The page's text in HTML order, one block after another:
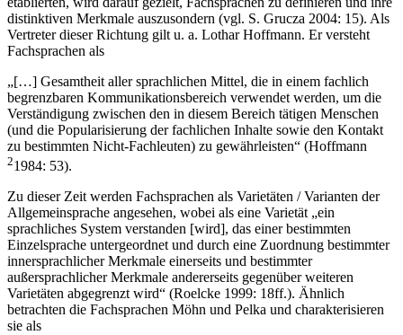
etablierten, wird darauf gezielt, Fachsprachen zu definieren und ihre
distinktiven Merkmale auszusondern (vgl. S. Grucza 2004: 15). Als
Vertreter dieser Richtung gilt u. a. Lothar Hoffmann. Er versteht
„[…] Gesamtheit aller sprachlichen Mittel, die in einem fachlich
begrenzbaren Kommunikationsbereich verwendet werden, um die
Verständigung zwischen den in diesem Bereich tätigen Menschen
(und die Popularisierung der fachlichen Inhalte sowie den Kontakt
zu bestimmten Nicht-Fachleuten) zu gewährleisten“ (Hoffmann
Zu dieser Zeit werden Fachsprachen als Varietäten / Varianten der
Allgemeinsprache angesehen, wobei als eine Varietät „ein
sprachliches System verstanden [wird], das einer bestimmten
Einzelsprache untergeordnet und durch eine Zuordnung bestimmter
innersprachlicher Merkmale einerseits und bestimmter
außersprachlicher Merkmale andererseits gegenüber weiteren
Varietäten abgegrenzt wird“ (Roelcke 1999: 18ff.). Ähnlich
betrachten die Fachsprachen Möhn und Pelka und charakterisieren